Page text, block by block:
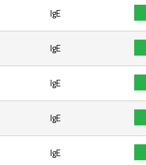
IgE
IgE
IgE
IgE
IgE